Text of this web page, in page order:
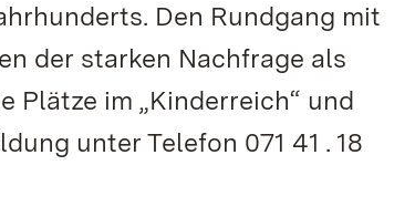
Den Rundgang mit
der starken Nachfrage als
Plätze im „Kinderreich“ und
unter Telefon 071 41 . 18